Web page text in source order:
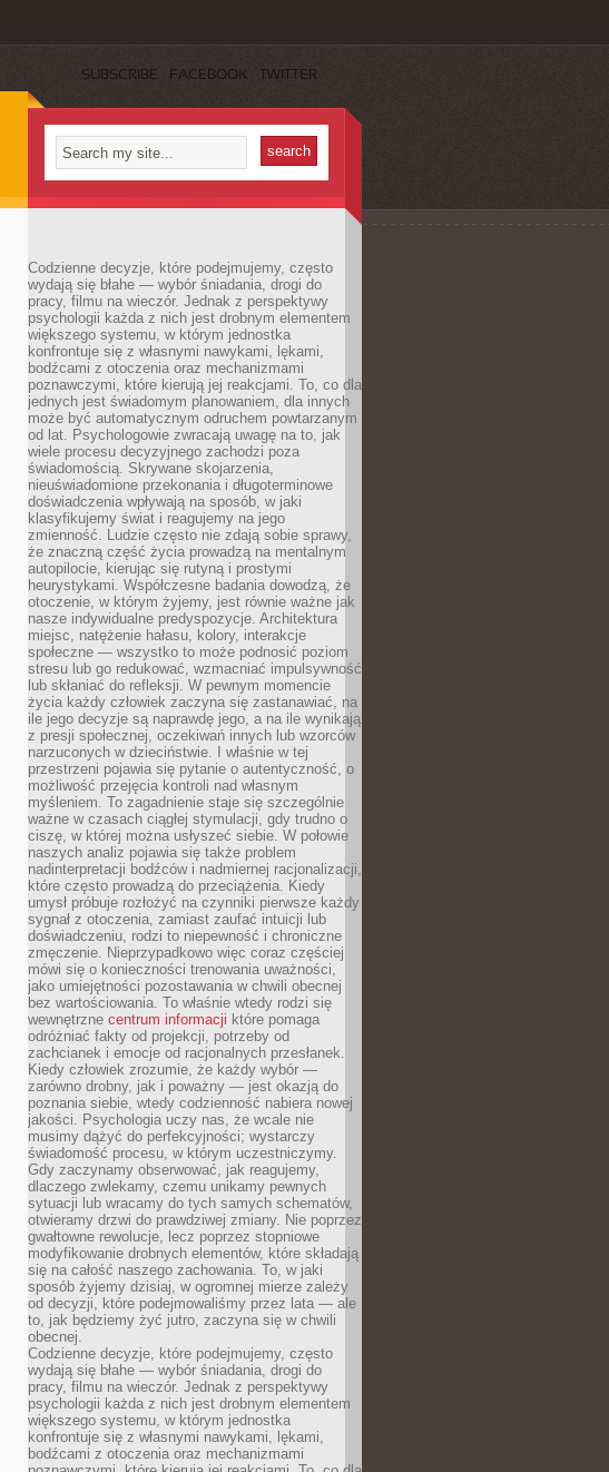
SUBSCRIBE FACEBOOK TWITTER
Codzienne decyzje, które podejmujemy, często
wydają się błahe — wybór śniadania, drogi do
pracy, filmu na wieczór. Jednak z perspektywy
psychologii każda z nich jest drobnym elementem
większego systemu, w którym jednostka
konfrontuje się z własnymi nawykami, lękami,
bodźcami z otoczenia oraz mechanizmami
poznawczymi, które kierują jej reakcjami. To, co dla
jednych jest świadomym planowaniem, dla innych
może być automatycznym odruchem powtarzanym
od lat. Psychologowie zwracają uwagę na to, jak
wiele procesu decyzyjnego zachodzi poza
świadomością. Skrywane skojarzenia,
nieuświadomione przekonania i długoterminowe
doświadczenia wpływają na sposób, w jaki
klasyfikujemy świat i reagujemy na jego
zmienność. Ludzie często nie zdają sobie sprawy,
że znaczną część życia prowadzą na mentalnym
autopilocie, kierując się rutyną i prostymi
heurystykami. Współczesne badania dowodzą, że
otoczenie, w którym żyjemy, jest równie ważne jak
nasze indywidualne predyspozycje. Architektura
miejsc, natężenie hałasu, kolory, interakcje
społeczne — wszystko to może podnosić poziom
stresu lub go redukować, wzmacniać impulsywność
lub skłaniać do refleksji. W pewnym momencie
życia każdy człowiek zaczyna się zastanawiać, na
ile jego decyzje są naprawdę jego, a na ile wynikają
z presji społecznej, oczekiwań innych lub wzorców
narzuconych w dzieciństwie. I właśnie w tej
przestrzeni pojawia się pytanie o autentyczność, o
możliwość przejęcia kontroli nad własnym
myśleniem. To zagadnienie staje się szczególnie
ważne w czasach ciągłej stymulacji, gdy trudno o
ciszę, w której można usłyszeć siebie. W połowie
naszych analiz pojawia się także problem
nadinterpretacji bodźców i nadmiernej racjonalizacji,
które często prowadzą do przeciążenia. Kiedy
umysł próbuje rozłożyć na czynniki pierwsze każdy
sygnał z otoczenia, zamiast zaufać intuicji lub
doświadczeniu, rodzi to niepewność i chroniczne
zmęczenie. Nieprzypadkowo więc coraz częściej
mówi się o konieczności trenowania uważności,
jako umiejętności pozostawania w chwili obecnej
bez wartościowania. To właśnie wtedy rodzi się
wewnętrzne centrum informacji które pomaga
odróżniać fakty od projekcji, potrzeby od
zachcianek i emocje od racjonalnych przesłanek.
Kiedy człowiek zrozumie, że każdy wybór —
zarówno drobny, jak i poważny — jest okazją do
poznania siebie, wtedy codzienność nabiera nowej
jakości. Psychologia uczy nas, że wcale nie
musimy dążyć do perfekcyjności; wystarczy
świadomość procesu, w którym uczestniczymy.
Gdy zaczynamy obserwować, jak reagujemy,
dlaczego zwlekamy, czemu unikamy pewnych
sytuacji lub wracamy do tych samych schematów,
otwieramy drzwi do prawdziwej zmiany. Nie poprzez
gwałtowne rewolucje, lecz poprzez stopniowe
modyfikowanie drobnych elementów, które składają
się na całość naszego zachowania. To, w jaki
sposób żyjemy dzisiaj, w ogromnej mierze zależy
od decyzji, które podejmowaliśmy przez lata — ale
to, jak będziemy żyć jutro, zaczyna się w chwili
obecnej.
Codzienne decyzje, które podejmujemy, często
wydają się błahe — wybór śniadania, drogi do
pracy, filmu na wieczór. Jednak z perspektywy
psychologii każda z nich jest drobnym elementem
większego systemu, w którym jednostka
konfrontuje się z własnymi nawykami, lękami,
bodźcami z otoczenia oraz mechanizmami